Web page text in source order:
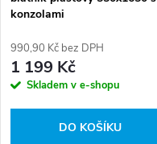
konzolami
990,90 Kč bez DPH
1 199 Kč
Skladem v e-shopu
DO KOŠÍKU